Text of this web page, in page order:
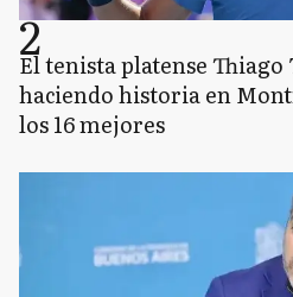
2
El tenista platense
haciendo historia en
los 16 mejores